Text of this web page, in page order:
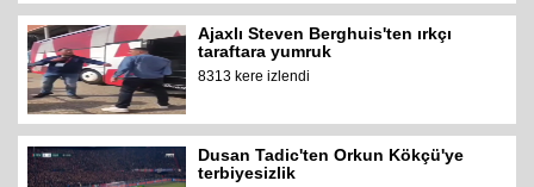
Ajaxlı Steven Berghuis'ten ırkçı
taraftara yumruk
8313 kere izlendi
Dusan Tadic'ten Orkun Kökçü'ye
terbiyesizlik